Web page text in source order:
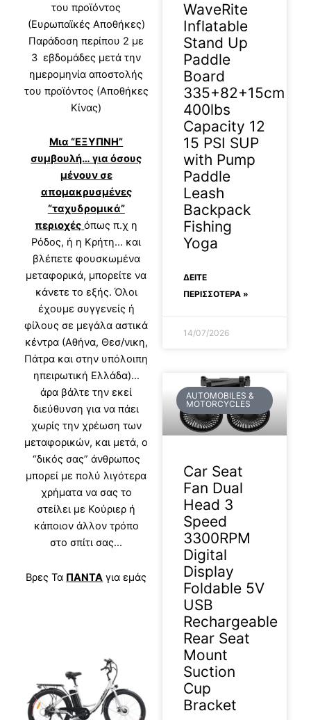
του προϊόντος
(Ευρωπαϊκές Αποθήκες)
Παράδοση περίπου 2 με
3 εβδομάδες μετά την
ημερομηνία αποστολής
του προϊόντος (Αποθήκες
Κίνας)
Μια “ΕΞΥΠΝΗ”
συμβουλή… για όσους
μένουν σε
απομακρυσμένες
“ταχυδρομικά”
περιοχές όπως π.χ η
Ρόδος, ή η Κρήτη… και
βλέπετε φουσκωμένα
μεταφορικά, μπορείτε να
κάνετε το εξής. Όλοι
έχουμε συγγενείς ή
φίλους σε μεγάλα αστικά
κέντρα (Αθήνα, Θεσ/νικη,
Πάτρα και στην υπόλοιπη
ηπειρωτική Ελλάδα)…
άρα βάλτε την εκεί
διεύθυνση για να πάει
χωρίς την χρέωση των
μεταφορικών, και μετά, ο
“δικός σας” άνθρωπος
μπορεί με πολύ λιγότερα
χρήματα να σας το
στείλει με Κούριερ ή
κάποιον άλλον τρόπο
στο σπίτι σας…
Βρες Τα ΠΑΝΤΑ για εμάς
WaveRite
Inflatable
Stand Up
Paddle
Board
335+82+15cm
400lbs
Capacity 12
15 PSI SUP
with Pump
Paddle
Leash
Backpack
Fishing
Yoga
ΔΕΊΤΕ
ΠΕΡΙΣΣΟΤΕΡΑ »
14/07/2026
AUTOMOBILES &
MOTORCYCLES
Car Seat
Fan Dual
Head 3
Speed
3300RPM
Digital
Display
Foldable 5V
USB
Rechargeable
Rear Seat
Mount
Suction
Cup
Bracket